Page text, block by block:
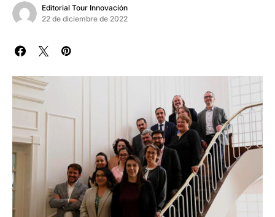
Editorial Tour Innovación
22 de diciembre de 2022